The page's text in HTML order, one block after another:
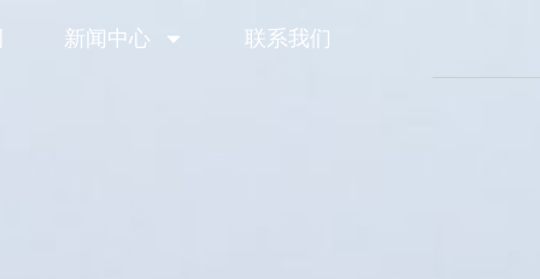
新闻中心 联系我们